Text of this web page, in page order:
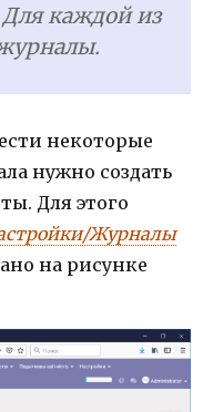
каждой из
некоторые
нужно создать
Для этого
Журналы
на рисунке